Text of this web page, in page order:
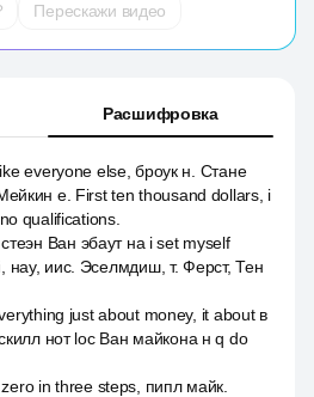
Перескажи видео
Расшифровка
everyone else, броук н. Стане
е. First ten thousand dollars, i
qualifications.
Ван эбаут на i set myself
иис. Эселмдиш, т. Ферст, Тен
just about money, it about в
нот loc Ван майкона н q do
in three steps, пипл майк.